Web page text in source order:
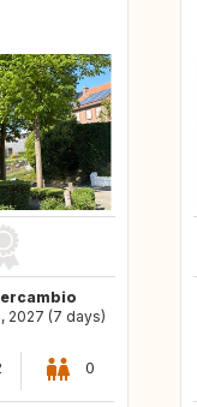
2027 (7 days)
0